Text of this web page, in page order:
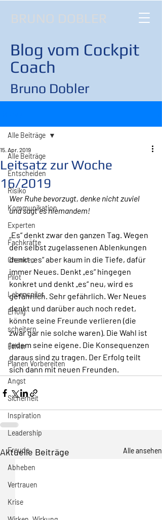
BRUNO DOBLER
Blog vom Cockpit
Coach
Bruno Dobler
Alle Beiträge
Entscheiden
Risiko
Kommunikation
Experten
Fachkräfte
Chancen
Pilot
Lebenspilot
Erfolg
scheitern
Fehler
Planen Vorbereiten
Angst
Sicherheit
Inspiration
Leadership
Freude
Abheben
Vertrauen
Krise
Alle Beiträge
Leitsatz zur Woche
16/2019
15. Apr. 2019
Wer Ruhe bevorzugt, denke nicht zuviel
und sagt es niemandem!
„Es“ denkt zwar den ganzen Tag. Wegen
den selbst zugelassenen Ablenkungen
denkt „es“ aber kaum in die Tiefe, dafür
immer Neues. Denkt „es“ hingegen
konkret und denkt „es“ neu, wird es
gefährlich. Sehr gefährlich. Wer Neues
denkt und darüber auch noch redet,
könnte seine Freunde verlieren (die
zwar gar nie solche waren). Die Wahl ist
jedem seine eigene. Die Konsequenzen
daraus sind zu tragen. Der Erfolg teilt
sich dann mit neuen Freunden.
Aktuelle Beiträge Alle ansehen